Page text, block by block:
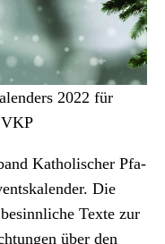
2022 für
VKP
Katholis­ch­er Pfa­
Die
Texte zur
über den